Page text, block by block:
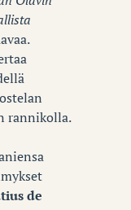
rannikolla.
de